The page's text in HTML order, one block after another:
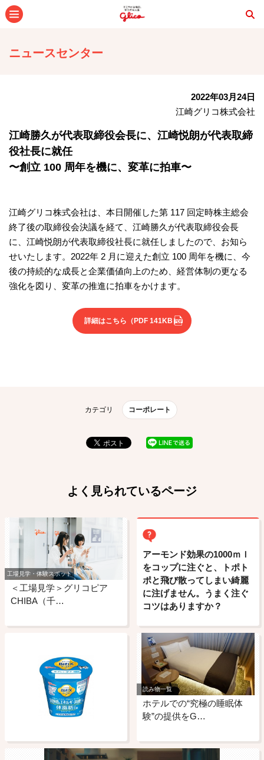
ニュースセンター
2022年03月24日
江崎グリコ株式会社
江崎勝久が代表取締役会⻑に、江崎悦朗が代表取締
役社⻑に就任
〜創⽴ 100 周年を機に、変⾰に拍⾞〜
江崎グリコ株式会社は、本日開催した第 117 回定時株主総会
終了後の取締役会決議を経て、江崎勝久が代表取締役会⻑
に、江崎悦朗が代表取締役社⻑に就任しましたので、お知ら
せいたします。2022年 2 ⽉に迎えた創⽴ 100 周年を機に、今
後の持続的な成⻑と企業価値向上のため、経営体制の更なる
強化を図り、変⾰の推進に拍⾞をかけます。
詳細はこちら （PDF 141KB）
カテゴリ コーポレート
よく見られているページ
工場見学・体験スポット
＜工場見学＞グリコピア
CHIBA（千…
アーモンド効果の1000ｍｌ
をコップに注ぐと、トポト
ポと飛び散ってしまい綺麗
に注げません。うまく注ぐ
コツはありますか？
読み物一覧
ホテルでの“究極の睡眠体
験”の提供をG…